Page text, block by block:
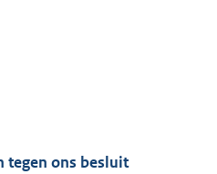
tegen ons besluit